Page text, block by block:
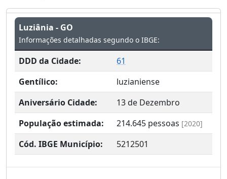
Luziânia - GO
Informações detalhadas segundo o IBGE:
DDD da Cidade:
61
Gentílico:
luzianiense
Aniversário Cidade:
13 de Dezembro
População estimada:
214.645 pessoas [2020]
Cód. IBGE Município: 5212501